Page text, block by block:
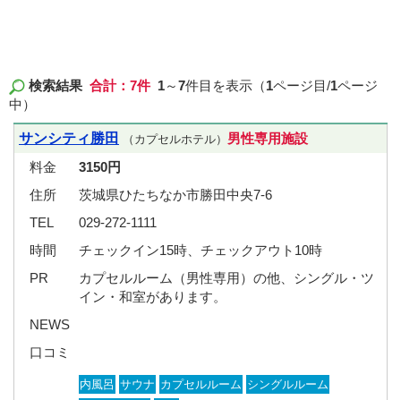
検索結果 合計：7件 1～7件目を表示（1ページ目/1ページ
中）
サンシティ勝田 （カプセルホテル） 男性専用施設
料金
3150円
住所
茨城県ひたちなか市勝田中央7-6
TEL
029-272-1111
時間
チェックイン15時、チェックアウト10時
PR
カプセルルーム（男性専用）の他、シングル・ツ
イン・和室があります。
NEWS
口コミ
内風呂 サウナ カプセルルーム シングルルーム